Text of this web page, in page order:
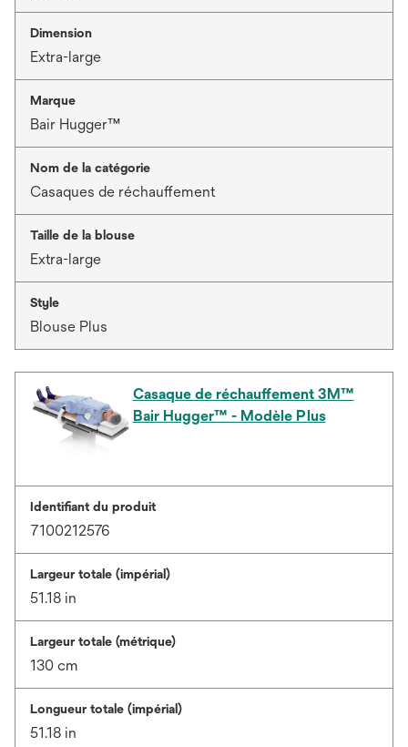
Dimension
Extra-large
Marque
Bair Hugger™
Nom de la catégorie
Casaques de réchauffement
Taille de la blouse
Extra-large
Style
Blouse Plus
Casaque de réchauffement 3M™
Bair Hugger™ - Modèle Plus
Identifiant du produit
7100212576
Largeur totale (impérial)
51.18 in
Largeur totale (métrique)
130 cm
Longueur totale (impérial)
51.18 in